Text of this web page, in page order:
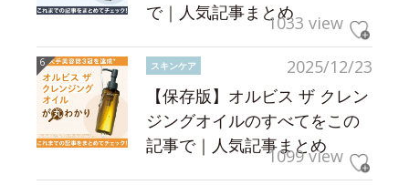
で｜人気記事まとめ1033 view
2025/12/23
スキンケア
【保存版】オルビス ザ クレン
ジングオイルのすべてをこの
記事で｜人気記事まとめ
1099 view